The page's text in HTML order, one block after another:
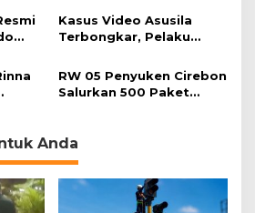
Momentum Harjad ke-
599
Kasus Video Asusila
Terbongkar, Pelaku
Korban Baru
RW 05 Penyuken Cirebon
Salurkan 500 Paket
Anda